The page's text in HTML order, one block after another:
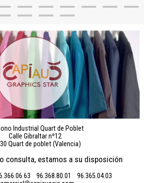
Industrial Quart de Poblet
Calle Gibraltar nº12
Quart de poblet (Valencia)
consulta, estamos a su disposición
96.368.80.01
96.365.04.03